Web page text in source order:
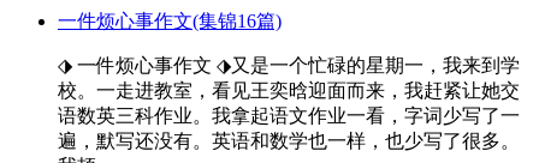
一件烦心事作文(集锦16篇)
⬗ 一件烦心事作文 ⬗又是一个忙碌的星期一，我来到学
校。一走进教室，看见王奕晗迎面而来，我赶紧让她交
语数英三科作业。我拿起语文作业一看，字词少写了一
遍，默写还没有。英语和数学也一样，也少写了很多。